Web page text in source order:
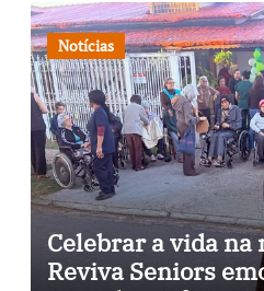
e arte nas ruas
Notícias
Celebrar a vida
Reviva Seniors